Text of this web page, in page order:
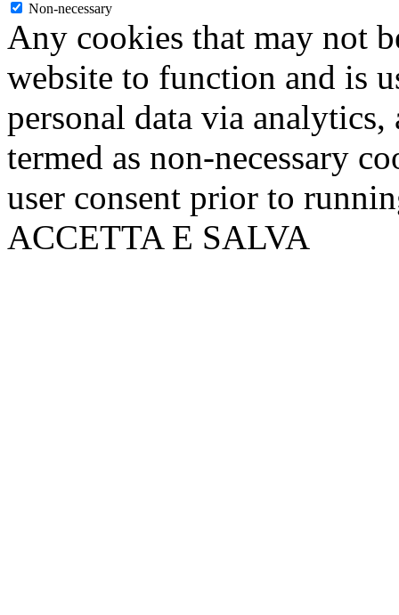
Non-necessary
Any cookies that may not
website to function and is
personal data via analytics,
termed as non-necessary
user consent prior to
ACCETTA E SALVA